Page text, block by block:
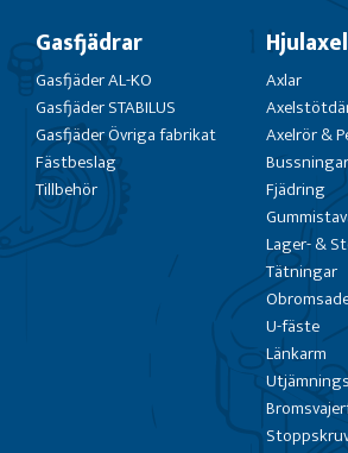
Gasfjädrar
Gasfjäder AL-KO
Gasfjäder STABILUS
Gasfjäder Övriga fabrikat
Fästbeslag
Tillbehör
Hjulaxel
Axlar
Axelrör &
Bussningar
Fjädring
Lager- &
Tätningar
U-fäste
Länkarm